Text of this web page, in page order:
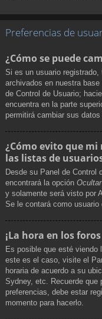
Preferencias de
¿Cómo se puede
Si es un usuario
archivados en nuestra
de Control de Usuario;
encuentra en la parte
permitirá cambiar sus
¿Cómo evito que
las listas de
Desde su Panel de Control
encontrará la opción
y solamente será visto por
Se le contará como usuario
¡La hora en los
Es posible que esté viendo
este es el caso, visite el
horaria de acuerdo a su
Sydney, etc. Recuerde que
preferencias, debe estar
momento para hacerlo.